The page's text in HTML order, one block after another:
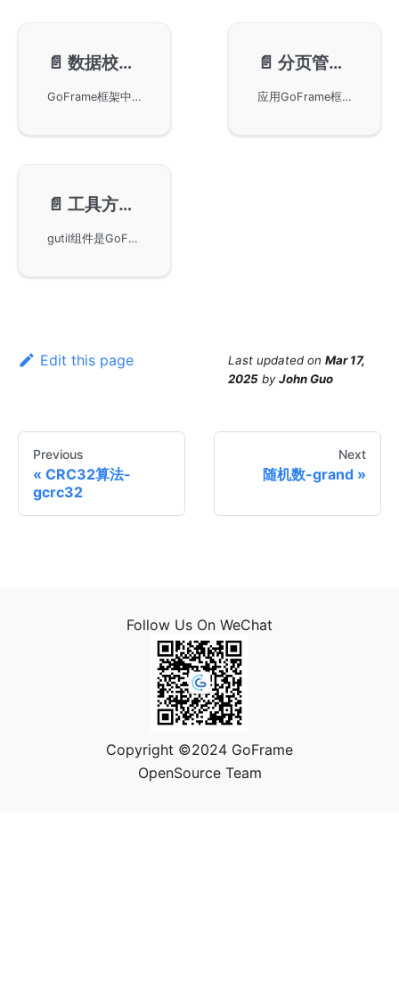
📄️ 数据校验-gvalid
GoFrame框架中的gvalid模块，该模块是实现数据和表单校验的核心组件。gvalid在GoFrame中扮演着重要角色，提供了强大的数据验证功能，适用于多种应用场景。
📄️ 分页管理-gpage
应用GoFrame框架的gpage模块来实现高效的分页管理功能。通过阅读此文档，开发者可以掌握在WEB服务开发中利用gpage模块进行分页的具体操作步骤和优化技巧。
📄️ 工具方法-gutil
gutil组件是GoFrame框架中用于封装常用开发工具方法的模块，提供了一系列便利的函数，支持数据结构的友好输出，如Dump和DumpWithType。开发者可以通过github库引入gutil组件，以提高Go语言项目开发效率。
Edit this page Last updated on Mar 17,
2025 byJohn Guo
Previous
CRC32算法-
gcrc32
Next
随机数-grand
Follow Us On WeChat
Copyright ©2024 GoFrame
OpenSource Team